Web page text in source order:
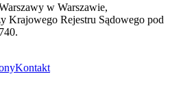
w Warszawie,
Krajowego Rejestru Sądowego pod
Kontakt